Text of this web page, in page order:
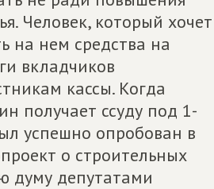
Человек, который хочет
на нем средства на
вкладчиков
кассы. Когда
получает ссуду под 1-
успешно опробован в
о строительных
думу депутатами